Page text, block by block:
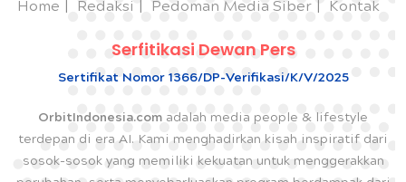
Home Redaksi Pedoman Media Siber Kontak
Serfitikasi Dewan Pers
Sertifikat Nomor 1366/DP-Verifikasi/K/V/2025
OrbitIndonesia.com adalah media people & lifestyle
terdepan di era AI. Kami menghadirkan kisah inspiratif dari
sosok-sosok yang memiliki kekuatan untuk menggerakkan